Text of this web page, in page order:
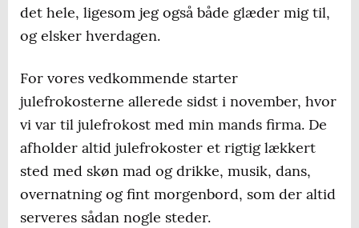
det hele, ligesom jeg også både glæder mig til,
og elsker hverdagen.
For vores vedkommende starter
julefrokosterne allerede sidst i november, hvor
vi var til julefrokost med min mands firma. De
afholder altid julefrokoster et rigtig lækkert
sted med skøn mad og drikke, musik, dans,
overnatning og fint morgenbord, som der altid
serveres sådan nogle steder.